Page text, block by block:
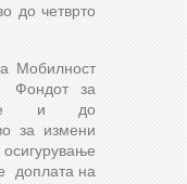
до четврто
Мобилност
Фондот за
и до
за измени
доплата на